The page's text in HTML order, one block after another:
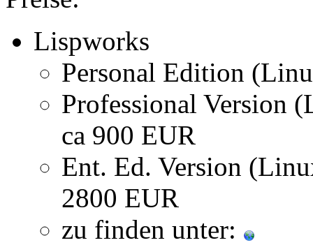
Lispworks
Personal Edition
Professional Version
ca 900 EUR
Ent. Ed. Version
2800 EUR
zu finden unter: